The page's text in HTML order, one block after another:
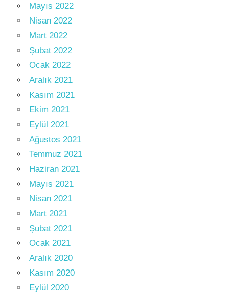
Mayıs 2022
Nisan 2022
Mart 2022
Şubat 2022
Ocak 2022
Aralık 2021
Kasım 2021
Ekim 2021
Eylül 2021
Ağustos 2021
Temmuz 2021
Haziran 2021
Mayıs 2021
Nisan 2021
Mart 2021
Şubat 2021
Ocak 2021
Aralık 2020
Kasım 2020
Eylül 2020